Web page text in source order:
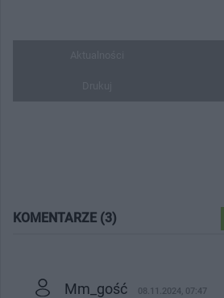
KOMENTARZE (3)
Mm_gość 08.11.2024, 07:47